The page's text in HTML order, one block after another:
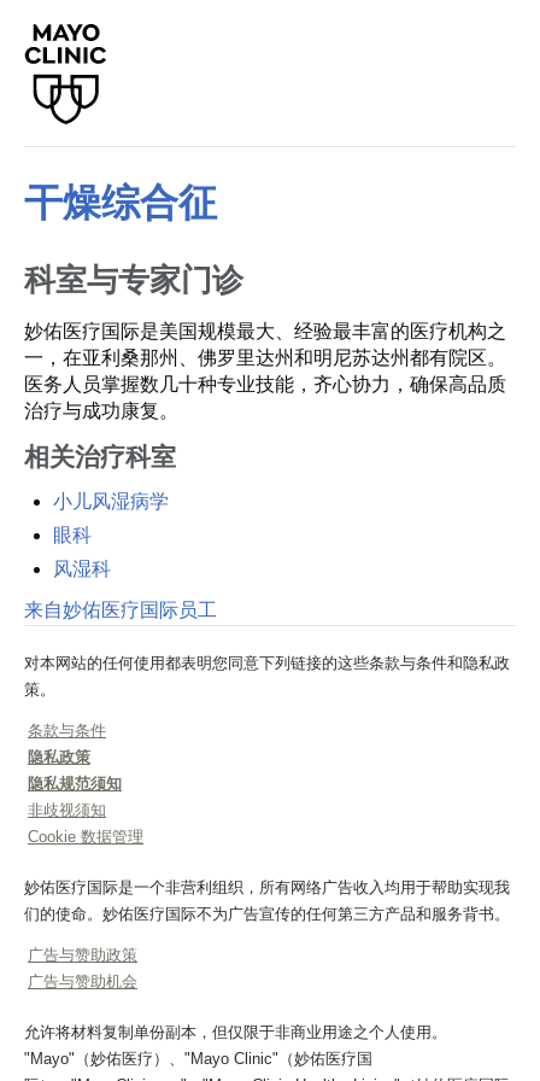
干燥综合征
科室与专家门诊
妙佑医疗国际是美国规模最大、经验最丰富的医疗机构之
一，在亚利桑那州、佛罗里达州和明尼苏达州都有院区。
医务人员掌握数几十种专业技能，齐心协力，确保高品质
治疗与成功康复。
相关治疗科室
小儿风湿病学
眼科
风湿科
来自妙佑医疗国际员工
对本网站的任何使用都表明您同意下列链接的这些条款与条件和隐私政
策。
条款与条件
隐私政策
隐私规范须知
非歧视须知
Cookie 数据管理
妙佑医疗国际是一个非营利组织，所有网络广告收入均用于帮助实现我
们的使命。妙佑医疗国际不为广告宣传的任何第三方产品和服务背书。
广告与赞助政策
广告与赞助机会
允许将材料复制单份副本，但仅限于非商业用途之个人使用。
"Mayo"（妙佑医疗）、"Mayo Clinic"（妙佑医疗国